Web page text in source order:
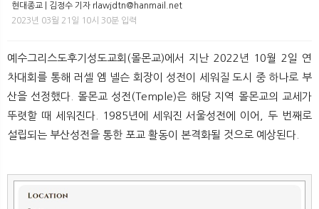
현대종교 | 김정수 기자 rlawjdtn@hanmail.net
2023년 03월 21일 10시 30분 입력
예수그리스도후기성도교회(몰몬교)에서 지난 2022년 10월 2일 연
차대회를 통해 러셀 엠 넬슨 회장이 성전이 세워질 도시 중 하나로 부
산을 선정했다. 몰몬교 성전(Temple)은 해당 지역 몰몬교의 교세가
뚜렷할 때 세워진다. 1985년에 세워진 서울성전에 이어, 두 번째로
설립되는 부산성전을 통한 포교 활동이 본격화될 것으로 예상된다.